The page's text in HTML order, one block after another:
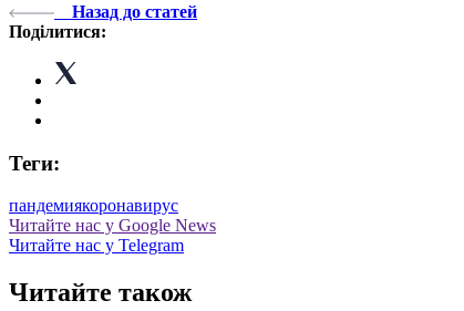
Назад до статей
Поділитися:
Теги:
пандемиякоронавирус
Читайте нас у Google News
Читайте нас у Telegram
Читайте також